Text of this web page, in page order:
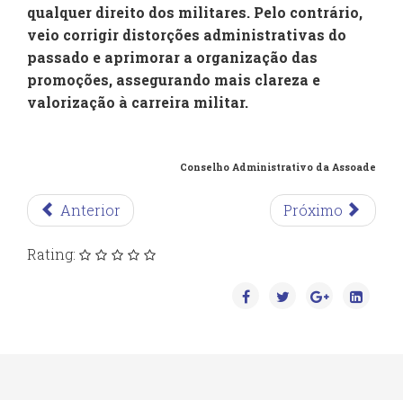
qualquer direito dos militares. Pelo contrário,
veio corrigir distorções administrativas do
passado e aprimorar a organização das
promoções, assegurando mais clareza e
valorização à carreira militar.
Conselho Administrativo da Assoade
Anterior Próximo
Rating: